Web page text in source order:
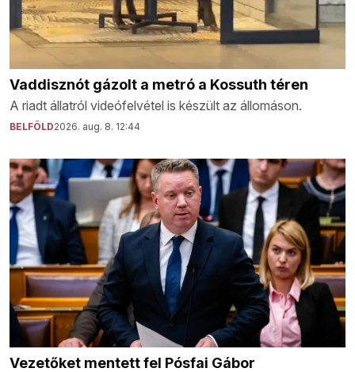
Vaddisznót gázolt a metró a Kossuth téren
A riadt állatról videófelvétel is készült az állomáson.
BELFÖLD2026. aug. 8. 12:44
Vezetőket mentett fel Pósfai Gábor